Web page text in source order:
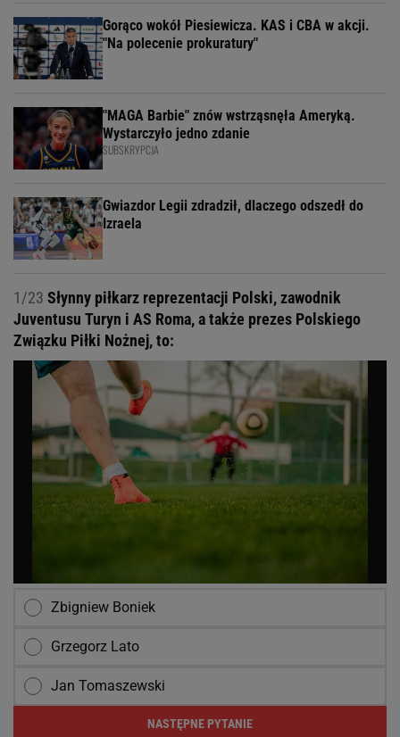
Gorąco wokół Piesiewicza. KAS i CBA w akcji.
"Na polecenie prokuratury"
"MAGA Barbie" znów wstrząsnęła Ameryką.
Wystarczyło jedno zdanie
SUBSKRYPCJA
Gwiazdor Legii zdradził, dlaczego odszedł do
Izraela
1/23 Słynny piłkarz reprezentacji Polski, zawodnik
Juventusu Turyn i AS Roma, a także prezes Polskiego
Związku Piłki Nożnej, to:
Zbigniew Boniek
Grzegorz Lato
Jan Tomaszewski
NASTĘPNE PYTANIE